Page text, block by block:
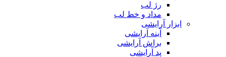
رژ لب
مداد و خط لب
ابزار آرایشی
آینه آرایشی
براش آرایشی
پد آرایشی